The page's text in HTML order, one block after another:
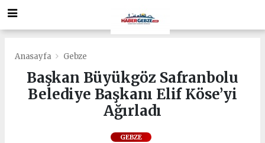
Anasayfa Gebze
Başkan Büyükgöz Safranbolu
Belediye Başkanı Elif Köse’yi
Ağırladı
GEBZE